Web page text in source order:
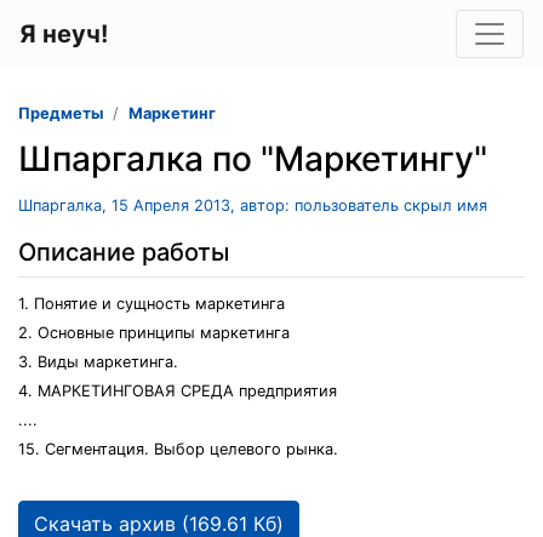
Я неуч!
Предметы Маркетинг
Шпаргалка по "Маркетингу"
Шпаргалка, 15 Апреля 2013, автор: пользователь скрыл имя
Описание работы
1. Понятие и сущность маркетинга
2. Основные принципы маркетинга
3. Виды маркетинга.
4. МАРКЕТИНГОВАЯ СРЕДА предприятия
....
15. Сегментация. Выбор целевого рынка.
Скачать архив (169.61 Кб)